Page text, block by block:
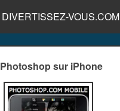
DIVERTISSEZ-VOUS.COM
Photoshop sur iPhone